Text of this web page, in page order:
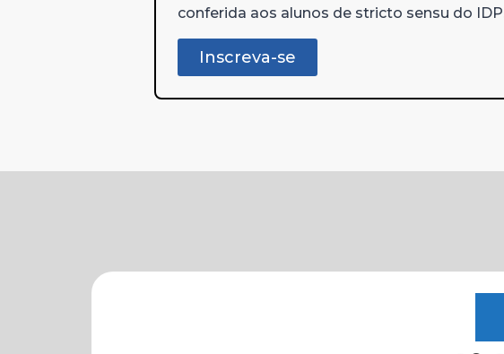
conferida aos alunos de stricto sensu do
Inscreva-se